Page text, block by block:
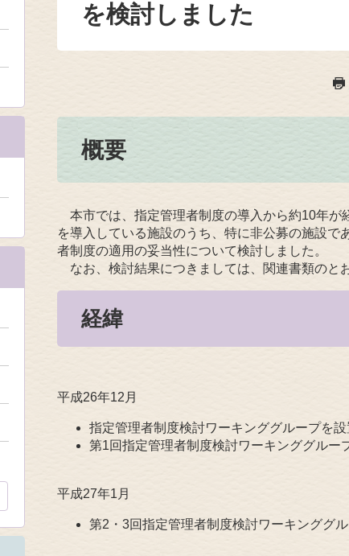
を検討しました
概要
本市では、指定管理者制度の導入から約10年が
を導入している施設のうち、特に非公募の施設
者制度の適用の妥当性について検討しました。
なお、検討結果につきましては、関連書類のと
経緯
平成26年12月
指定管理者制度検討ワーキンググループを設
第1回指定管理者制度検討ワーキンググルー
平成27年1月
第2・3回指定管理者制度検討ワーキンググ